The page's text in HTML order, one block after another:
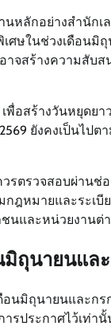
นหลักอย่างสำนั
ศษในช่วงเดือน
จสร้างความสับ
พื่อสร้างวันหยุด
ยังคงเป็นไป
รตรวจสอบผ่าน
ฎหมายและระเ
นและหน่วยงานต่
ถุนายนแล
ดือนมิถุนายนและ
ประกาศไว้เท่านั้